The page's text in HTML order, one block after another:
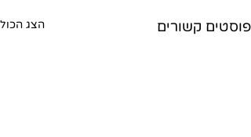
פוסטים קשורים הצג הכול